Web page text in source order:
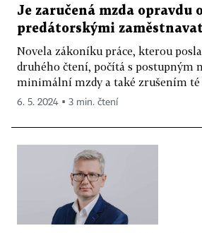
Je zaručená mzda opravdu
predátorskými
Novela zákoníku práce, kterou
druhého čtení, počítá s postupným
minimální mzdy a také zrušením té
6. 5. 2024 ▪ 3 min. čtení